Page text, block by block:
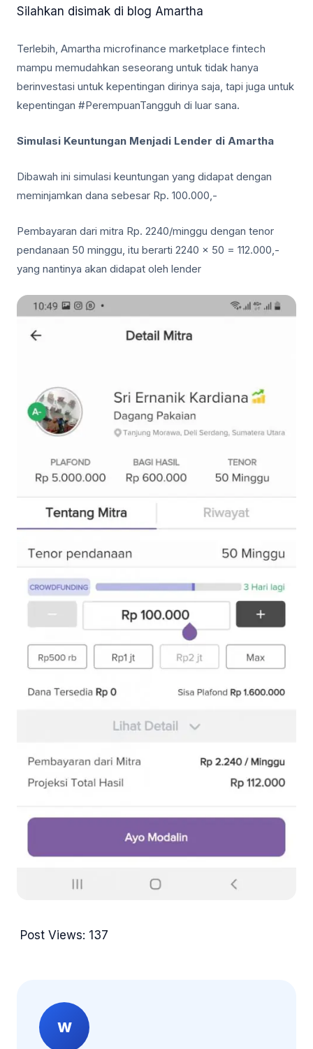
Silahkan disimak di blog Amartha
Terlebih, Amartha microfinance marketplace fintech
mampu memudahkan seseorang untuk tidak hanya
berinvestasi untuk kepentingan dirinya saja, tapi juga untuk
kepentingan #PerempuanTangguh di luar sana.
Simulasi Keuntungan Menjadi Lender di Amartha
Dibawah ini simulasi keuntungan yang didapat dengan
meminjamkan dana sebesar Rp. 100.000,-
Pembayaran dari mitra Rp. 2240/minggu dengan tenor
pendanaan 50 minggu, itu berarti 2240 x 50 = 112.000,-
yang nantinya akan didapat oleh lender
Post Views: 137
W